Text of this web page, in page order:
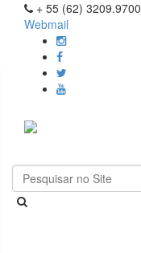
+ 55 (62) 3209.9700
Webmail